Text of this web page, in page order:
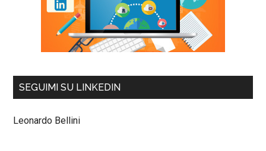
SEGUIMI SU LINKEDIN
Leonardo Bellini